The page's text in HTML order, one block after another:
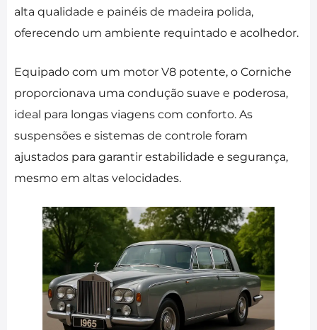
alta qualidade e painéis de madeira polida,
oferecendo um ambiente requintado e acolhedor.
Equipado com um motor V8 potente, o Corniche
proporcionava uma condução suave e poderosa,
ideal para longas viagens com conforto. As
suspensões e sistemas de controle foram
ajustados para garantir estabilidade e segurança,
mesmo em altas velocidades.